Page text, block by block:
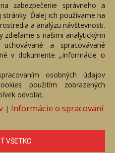
Bezplatné poradenstvo
zabezpečenie správneho a
Ďalej ich používame na
a analýzu návštevnosti.
zdieľame s našimi analytickými
a spracovávané
v dokumente „Informácie o
osobných údajov
použitím zobrazených
odvolať.
| Informácie o spracovaní
VŠETKO